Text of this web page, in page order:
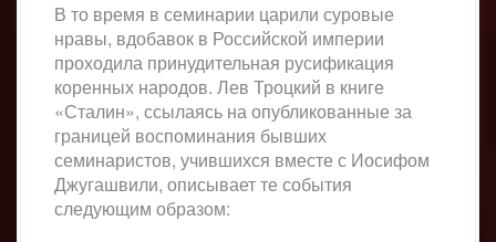
В то время в семинарии царили суровые
нравы, вдобавок в Российской империи
проходила принудительная русификация
коренных народов. Лев Троцкий в книге
«Сталин», ссылаясь на опубликованные за
границей воспоминания бывших
семинаристов, учившихся вместе с Иосифом
Джугашвили, описывает те события
следующим образом: